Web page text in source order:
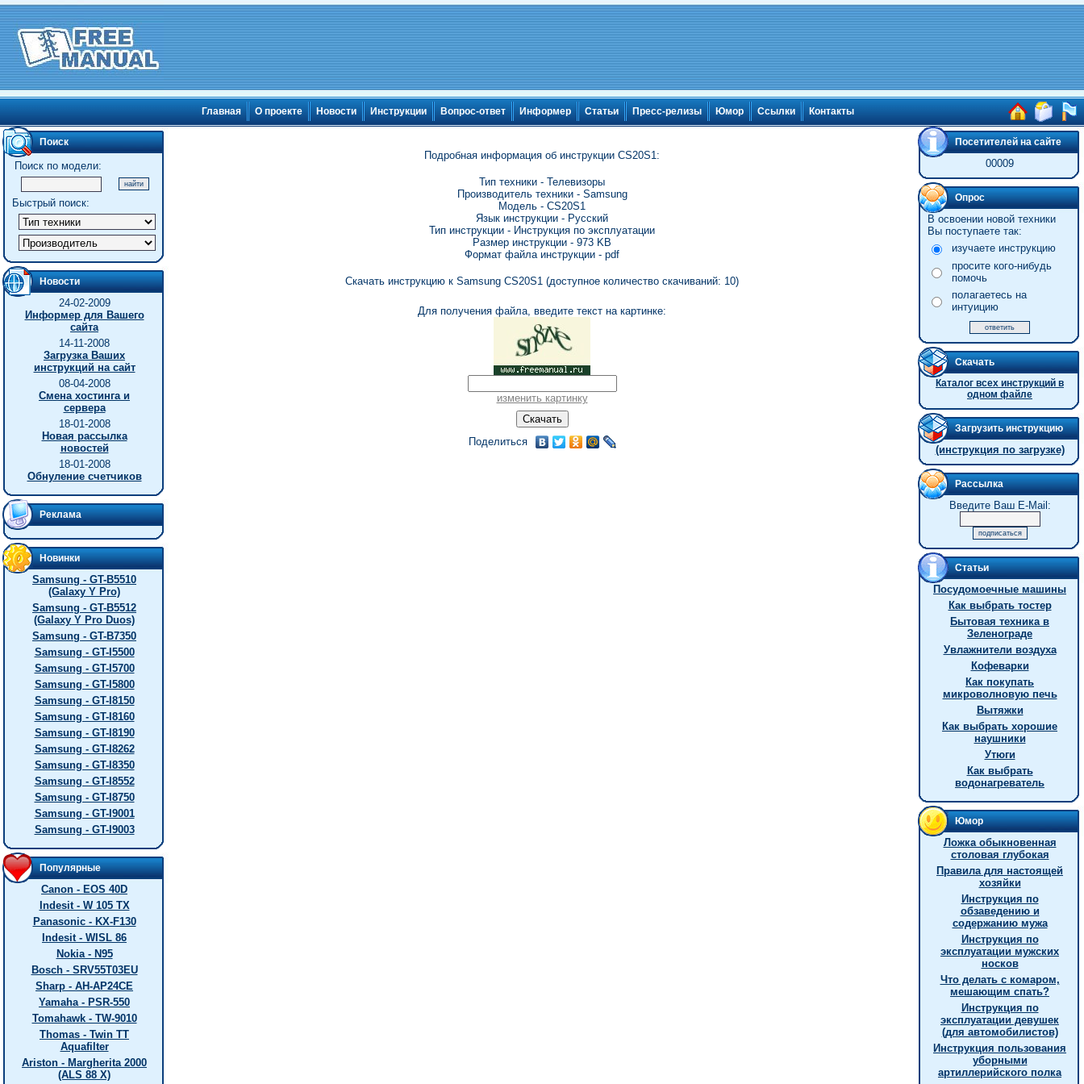
Главная О проекте Новости Инструкции Вопрос-ответ Информер Статьи Пресс-релизы Юмор Ссылки Контакты
Поиск
Поиск по модели:
Быстрый поиск:
Новости
24-02-2009
Информер для Вашего
сайта
14-11-2008
Загрузка Ваших
инструкций на сайт
08-04-2008
Смена хостинга и
сервера
18-01-2008
Новая рассылка
новостей
18-01-2008
Обнуление счетчиков
Реклама
Новинки
Samsung - GT-B5510
(Galaxy Y Pro)
Samsung - GT-B5512
(Galaxy Y Pro Duos)
Samsung - GT-B7350
Samsung - GT-I5500
Samsung - GT-I5700
Samsung - GT-I5800
Samsung - GT-I8150
Samsung - GT-I8160
Samsung - GT-I8190
Samsung - GT-I8262
Samsung - GT-I8350
Samsung - GT-I8552
Samsung - GT-I8750
Samsung - GT-I9001
Samsung - GT-I9003
Популярные
Canon - EOS 40D
Indesit - W 105 TX
Panasonic - KX-F130
Indesit - WISL 86
Nokia - N95
Bosch - SRV55T03EU
Sharp - AH-AP24CE
Yamaha - PSR-550
Tomahawk - TW-9010
Thomas - Twin TT
Aquafilter
Ariston - Margherita 2000
(ALS 88 X)
Подробная информация об инструкции CS20S1:
Тип техники - Телевизоры
Производитель техники - Samsung
Модель - CS20S1
Язык инструкции - Русский
Тип инструкции - Инструкция по эксплуатации
Размер инструкции - 973 KB
Формат файла инструкции - pdf
Скачать инструкцию к Samsung CS20S1 (доступное количество скачиваний: 10)
Для получения файла, введите текст на картинке:
изменить картинку
Поделиться
Посетителей на сайте
00009
Опрос
В освоении новой техники
Вы поступаете так:
изучаете инструкцию
просите кого-нибудь
помочь
полагаетесь на
интуицию
Скачать
Каталог всех инструкций в
одном файле
Загрузить инструкцию
(инструкция по загрузке)
Рассылка
Введите Ваш E-Mail:
Статьи
Посудомоечные машины
Как выбрать тостер
Бытовая техника в
Зеленограде
Увлажнители воздуха
Кофеварки
Как покупать
микроволновую печь
Вытяжки
Как выбрать хорошие
наушники
Утюги
Как выбрать
водонагреватель
Юмор
Ложка обыкновенная
столовая глубокая
Правила для настоящей
хозяйки
Инструкция по
обзаведению и
содержанию мужа
Инструкция по
эксплуатации мужских
носков
Что делать с комаром,
мешающим спать?
Инструкция по
эксплуатации девушек
(для автомобилистов)
Инструкция пользования
уборными
артиллерийского полка